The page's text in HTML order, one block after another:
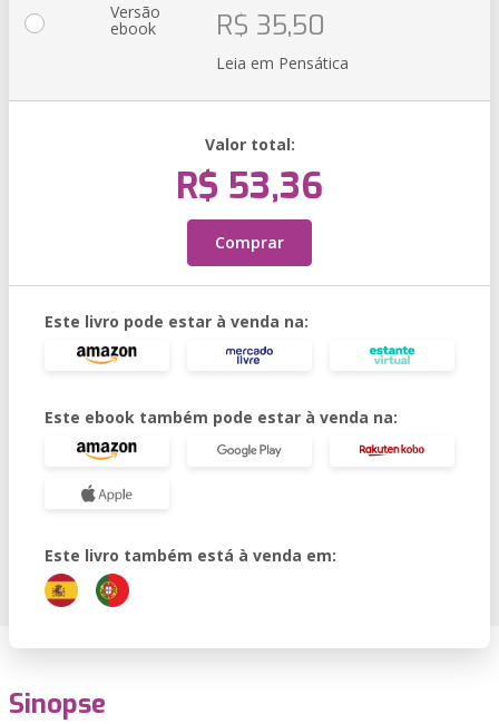
Versão
ebook R$ 35,50
Leia em Pensática
Valor total:
R$ 53,36
Comprar
Este livro pode estar à venda na:
Este ebook também pode estar à venda na:
Este livro também está à venda em:
Sinopse